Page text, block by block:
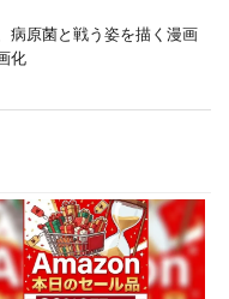
病原菌と戦う姿を描く漫画
化